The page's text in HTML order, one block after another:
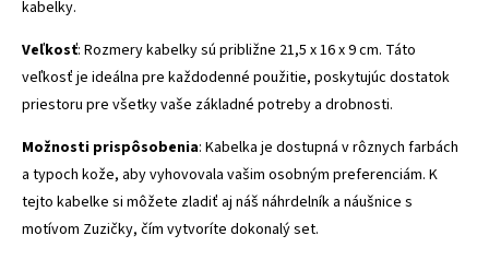
kabelky.
Veľkosť: Rozmery kabelky sú približne 21,5 x 16 x 9 cm. Táto
veľkosť je ideálna pre každodenné použitie, poskytujúc dostatok
priestoru pre všetky vaše základné potreby a drobnosti.
Možnosti prispôsobenia: Kabelka je dostupná v rôznych farbách
a typoch kože, aby vyhovovala vašim osobným preferenciám. K
tejto kabelke si môžete zladiť aj náš náhrdelník a náušnice s
motívom Zuzičky, čím vytvoríte dokonalý set.